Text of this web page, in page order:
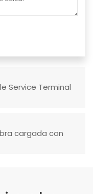
Service Terminal
cargada con